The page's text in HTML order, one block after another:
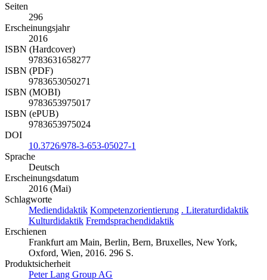
Seiten
296
Erscheinungsjahr
2016
ISBN (Hardcover)
9783631658277
ISBN (PDF)
9783653050271
ISBN (MOBI)
9783653975017
ISBN (ePUB)
9783653975024
DOI
10.3726/978-3-653-05027-1
Sprache
Deutsch
Erscheinungsdatum
2016 (Mai)
Schlagworte
Mediendidaktik Kompetenzorientierung . Literaturdidaktik
Kulturdidaktik Fremdsprachendidaktik
Erschienen
Frankfurt am Main, Berlin, Bern, Bruxelles, New York,
Oxford, Wien, 2016. 296 S.
Produktsicherheit
Peter Lang Group AG